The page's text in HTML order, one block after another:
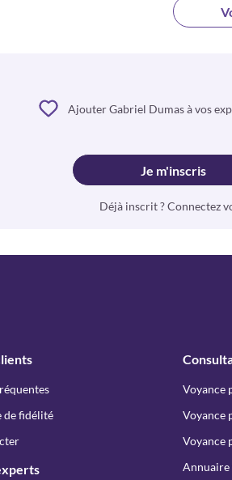
Ajouter Gabriel Dumas à vos
Je m'inscris
Déjà inscrit ? Connectez
de fidélité
Voyance
Voyance
Voyance
Annuaire